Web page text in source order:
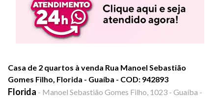
Casa de 2 quartos à venda Rua Manoel Sebastião
Gomes Filho, Florida - Guaíba - COD: 942893
Florida - Manoel Sebastião Gomes Filho, 1023 - Guaíba -